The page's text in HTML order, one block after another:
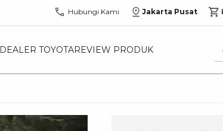
Hubungi Kami Jakarta Pusat
DEALER TOYOTAREVIEW PRODUK